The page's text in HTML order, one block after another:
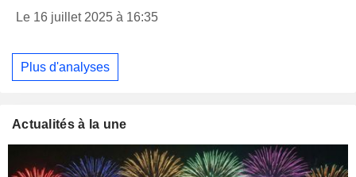
Le 16 juillet 2025 à 16:35
Plus d'analyses
Actualités à la une